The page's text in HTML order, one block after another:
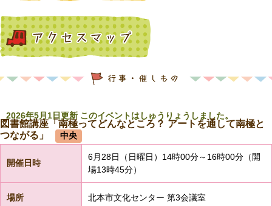
2026年5月1日更新 このイベントはしゅうりょうしました。
図書館講座「南極ってどんなところ？ アートを通して南極と
つながる」
中央
開催日時
6月28日（日曜日）14時00分～16時00分（開
場13時45分）
場所 北本市文化センター 第3会議室